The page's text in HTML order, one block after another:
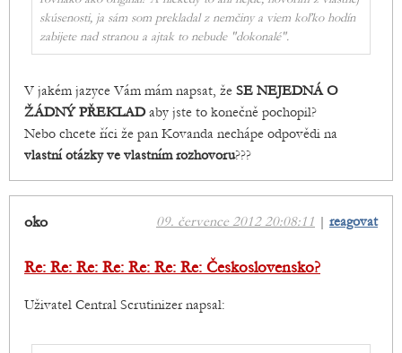
skúsenosti, ja sám som prekladal z nemčiny a viem koľko hodín
zabijete nad stranou a ajtak to nebude "dokonalé".
V jakém jazyce Vám mám napsat, že SE NEJEDNÁ O
ŽÁDNÝ PŘEKLADaby jste to konečně pochopil?
Nebo chcete říci že pan Kovanda nechápe odpovědi na
vlastní otázky ve vlastním rozhovoru???
09. července 2012 20:08:11 | reagovat
oko
Re: Re: Re: Re: Re: Re: Re: Československo?
Uživatel Central Scrutinizer napsal: